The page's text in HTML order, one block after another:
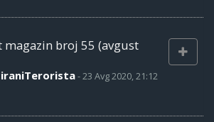
broj 55 (avgust
-23 Avg 2020, 21:12